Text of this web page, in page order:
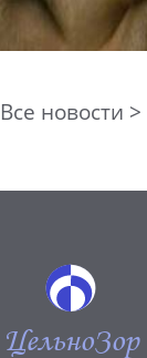
Все новости >
ЦельноЗор